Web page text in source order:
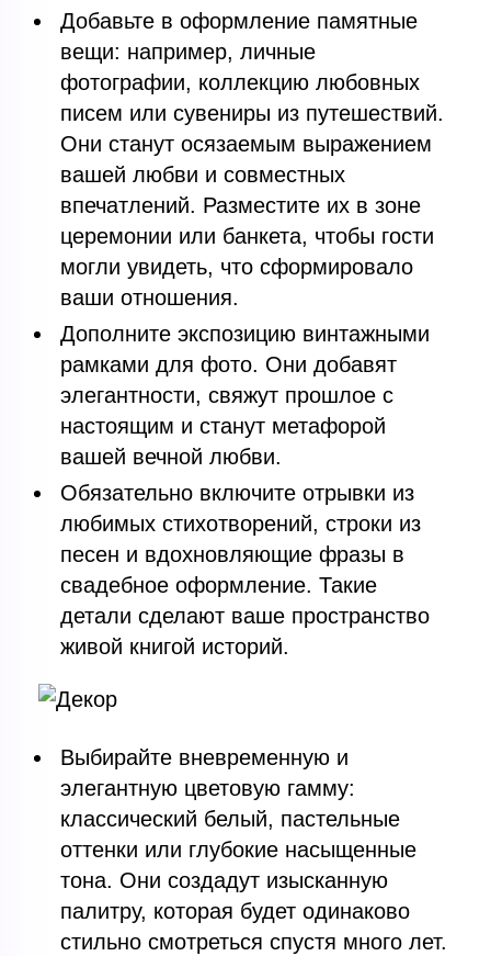
Добавьте в оформление памятные
вещи: например, личные
фотографии, коллекцию любовных
писем или сувениры из путешествий.
Они станут осязаемым выражением
вашей любви и совместных
впечатлений. Разместите их в зоне
церемонии или банкета, чтобы гости
могли увидеть, что сформировало
ваши отношения.
Дополните экспозицию винтажными
рамками для фото. Они добавят
элегантности, свяжут прошлое с
настоящим и станут метафорой
вашей вечной любви.
Обязательно включите отрывки из
любимых стихотворений, строки из
песен и вдохновляющие фразы в
свадебное оформление. Такие
детали сделают ваше пространство
живой книгой историй.
Выбирайте вневременную и
элегантную цветовую гамму:
классический белый, пастельные
оттенки или глубокие насыщенные
тона. Они создадут изысканную
палитру, которая будет одинаково
стильно смотреться спустя много лет.